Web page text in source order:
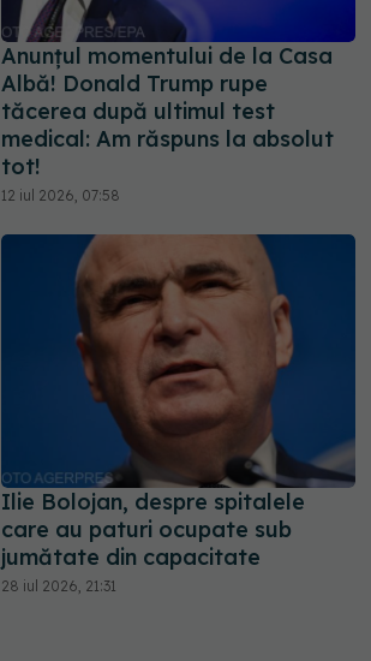
Anunțul momentului de la Casa
Albă! Donald Trump rupe
tăcerea după ultimul test
medical: Am răspuns la absolut
tot!
12 iul 2026, 07:58
Ilie Bolojan, despre spitalele
care au paturi ocupate sub
jumătate din capacitate
28 iul 2026, 21:31